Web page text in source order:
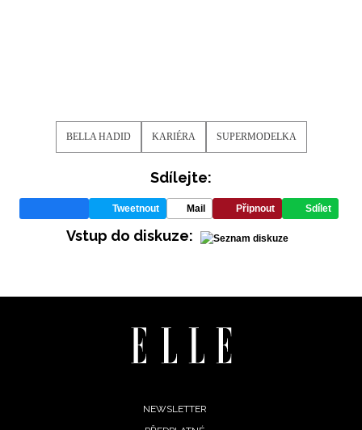
BELLA HADID KARIÉRA SUPERMODELKA
Sdílejte:
Tweetnout Mail Připnout Sdílet
Vstup do diskuze:
NEWSLETTER